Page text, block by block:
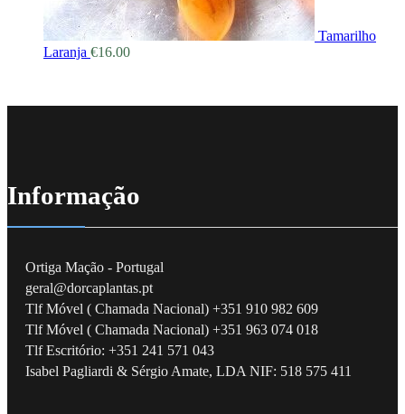
Tamarilho
Laranja €16.00
Informação
Ortiga Mação - Portugal
geral@dorcaplantas.pt
Tlf Móvel ( Chamada Nacional) +351 910 982 609
Tlf Móvel ( Chamada Nacional) +351 963 074 018
Tlf Escritório: +351 241 571 043
Isabel Pagliardi & Sérgio Amate, LDA NIF: 518 575 411